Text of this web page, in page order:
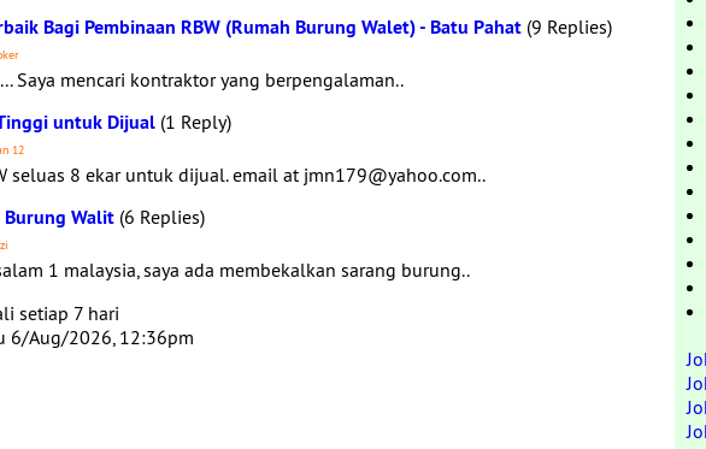
Bagi Pembinaan RBW (Rumah Burung Walet) - Batu Pahat (9 Replies)
Saya mencari kontraktor yang berpengalaman..
untuk Dijual (1 Reply)
12
seluas 8 ekar untuk dijual. email at jmn179@yahoo.com..
Burung Walit (6 Replies)
1 malaysia, saya ada membekalkan sarang burung..
setiap 7 hari
6/Aug/2026, 12:36pm